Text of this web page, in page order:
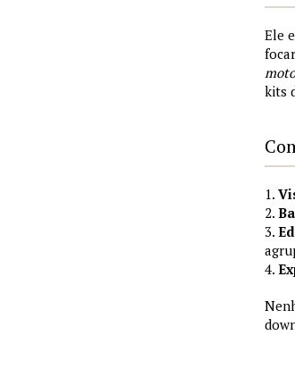
Ele
kits
1.
2.
3.
4.